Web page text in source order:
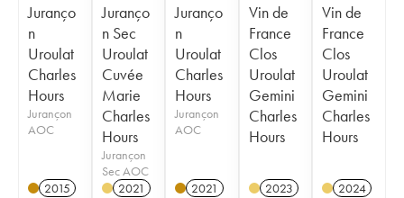
Juranço
n
Uroulat
Charles
Hours
Jurançon
AOC
2015
Juranço
n Sec
Uroulat
Cuvée
Marie
Charles
Hours
Jurançon
Sec AOC
2021
Juranço
n
Uroulat
Charles
Hours
Jurançon
AOC
2021
Vin de
France
Clos
Uroulat
Gemini
Charles
Hours
2023
Vin de
France
Clos
Uroulat
Gemini
Charles
Hours
2024